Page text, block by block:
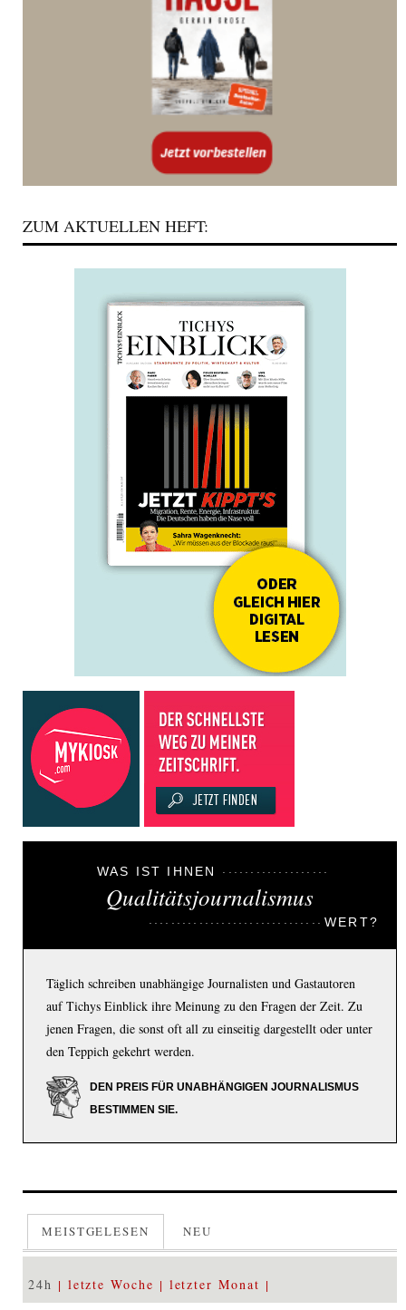
ZUM AKTUELLEN HEFT:
WAS IST IHNEN
Qualitätsjournalismus
WERT?
Täglich schreiben unabhängige Journalisten und Gastautoren
auf Tichys Einblick ihre Meinung zu den Fragen der Zeit. Zu
jenen Fragen, die sonst oft all zu einseitig dargestellt oder unter
den Teppich gekehrt werden.
DEN PREIS FÜR UNABHÄNGIGEN JOURNALISMUS
BESTIMMEN SIE.
MEISTGELESEN NEU
24h letzte Woche letzter Monat